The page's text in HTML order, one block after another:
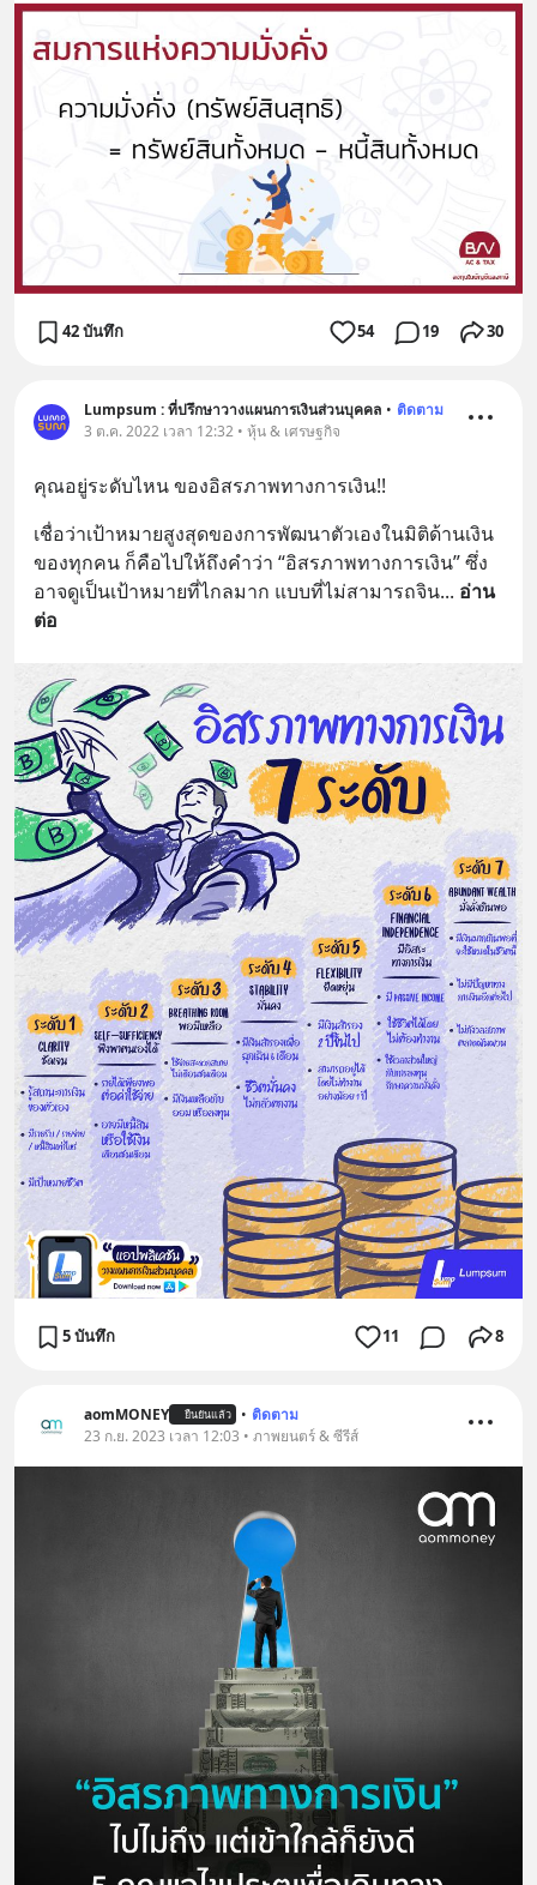
42 บันทึก 54 19 30
Lumpsum : ที่ปรึกษาวางแผนการเงินส่วนบุคคล • ติดตาม
3 ต.ค. 2022 เวลา 12:32 • หุ้น & เศรษฐกิจ
คุณอยู่ระดับไหน ของอิสรภาพทางการเงิน!!
เชื่อว่าเป้าหมายสูงสุดของการพัฒนาตัวเองในมิติด้านเงิน
ของทุกคน ก็คือไปให้ถึงคำว่า “อิสรภาพทางการเงิน” ซึ่ง
อาจดูเป็นเป้าหมายที่ไกลมาก แบบที่ไม่สามารถจิน... อ่าน
ต่อ
5 บันทึก 11 8
aomMONEY ยืนยันแล้ว • ติดตาม
23 ก.ย. 2023 เวลา 12:03 • ภาพยนตร์ & ซีรีส์